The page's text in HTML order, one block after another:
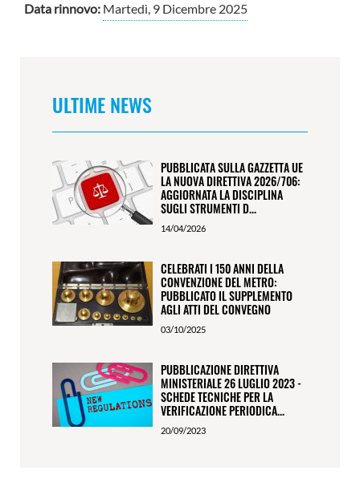
Data rinnovo: Martedì, 9 Dicembre 2025
ULTIME NEWS
PUBBLICATA SULLA GAZZETTA UE
LA NUOVA DIRETTIVA 2026/706:
AGGIORNATA LA DISCIPLINA
SUGLI STRUMENTI D...
14/04/2026
CELEBRATI I 150 ANNI DELLA
CONVENZIONE DEL METRO:
PUBBLICATO IL SUPPLEMENTO
AGLI ATTI DEL CONVEGNO
03/10/2025
PUBBLICAZIONE DIRETTIVA
MINISTERIALE 26 LUGLIO 2023 -
SCHEDE TECNICHE PER LA
VERIFICAZIONE PERIODICA...
20/09/2023